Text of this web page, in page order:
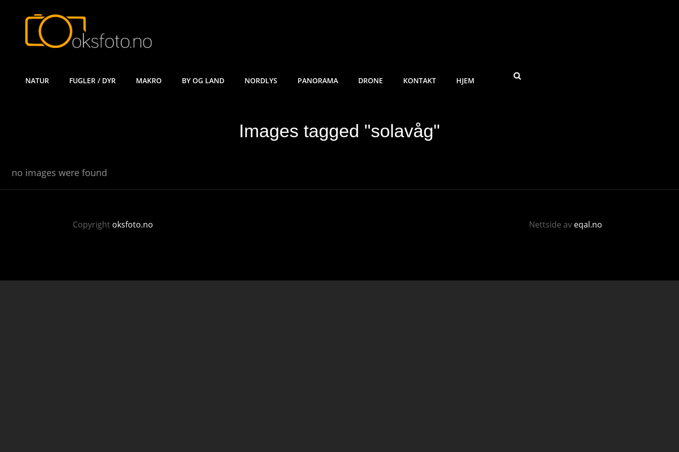
NATUR FUGLER / DYR MAKRO BY OG LAND NORDLYS PANORAMA DRONE KONTAKT HJEM
Images tagged "solavåg"
no images were found
Copyright oksfoto.no Nettside av eqal.no